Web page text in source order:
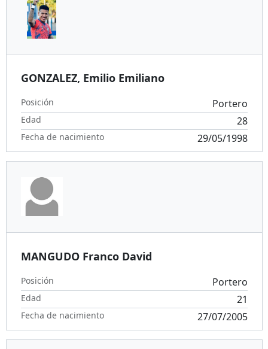
GONZALEZ, Emilio Emiliano
Posición Portero
Edad 28
Fecha de nacimiento 29/05/1998
MANGUDO Franco David
Posición Portero
Edad 21
Fecha de nacimiento 27/07/2005